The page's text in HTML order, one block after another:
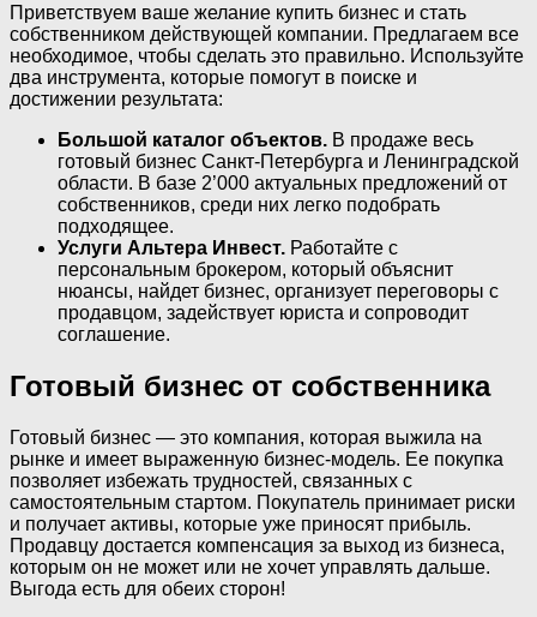
Приветствуем ваше желание купить бизнес и стать
собственником действующей компании. Предлагаем все
необходимое, чтобы сделать это правильно. Используйте
два инструмента, которые помогут в поиске и
достижении результата:
Большой каталог объектов. В продаже весь
готовый бизнес Санкт-Петербурга и Ленинградской
области. В базе 2’000 актуальных предложений от
собственников, среди них легко подобрать
подходящее.
Услуги Альтера Инвест. Работайте с
персональным брокером, который объяснит
нюансы, найдет бизнес, организует переговоры с
продавцом, задействует юриста и сопроводит
соглашение.
Готовый бизнес от собственника
Готовый бизнес — это компания, которая выжила на
рынке и имеет выраженную бизнес-модель. Ее покупка
позволяет избежать трудностей, связанных с
самостоятельным стартом. Покупатель принимает риски
и получает активы, которые уже приносят прибыль.
Продавцу достается компенсация за выход из бизнеса,
которым он не может или не хочет управлять дальше.
Выгода есть для обеих сторон!